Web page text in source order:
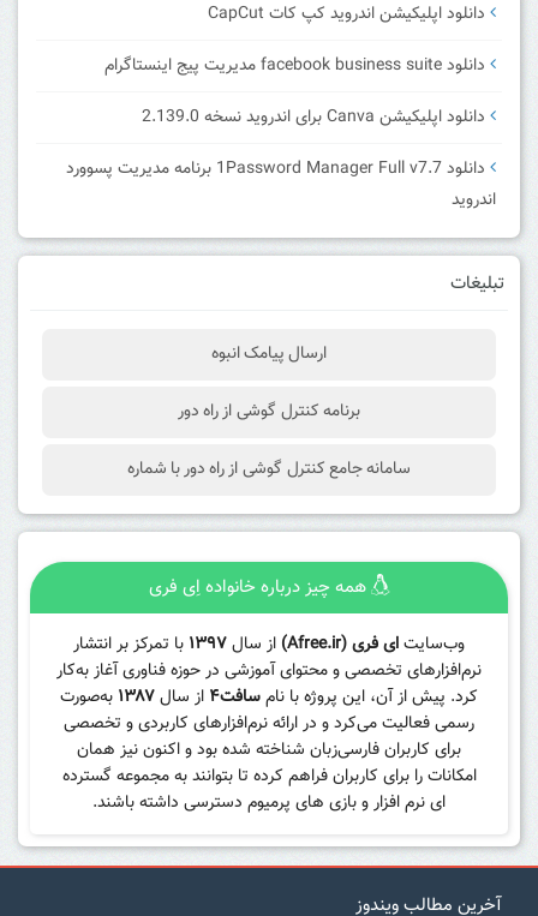
دانلود اپلیکیشن اندروید کپ کات CapCut
دانلود facebook business suite مدیریت پیج اینستاگرام
دانلود اپلیکیشن Canva برای اندروید نسخه 2.139.0
دانلود 1Password Manager Full v7.7 برنامه مدیریت پسوورد
اندروید
تبلیغات
ارسال پیامک انبوه
برنامه کنترل گوشی از راه دور
سامانه جامع کنترل گوشی از راه دور با شماره
همه چیز درباره خانواده اِی فری
وب‌سایتای فری (Afree.ir) از سال۱۳۹۷ با تمرکز بر انتشار
نرم‌افزارهای تخصصی و محتوای آموزشی در حوزه فناوری آغاز به‌کار
کرد. پیش از آن، این پروژه با نامسافت۴ از سال۱۳۸۷ به‌صورت
رسمی فعالیت می‌کرد و در ارائه نرم‌افزارهای کاربردی و تخصصی
برای کاربران فارسی‌زبان شناخته شده بود و اکنون نیز همان
امکانات را برای کاربران فراهم کرده تا بتوانند به مجموعه گسترده
ای نرم افزار و بازی های پرمیوم دسترسی داشته باشند.
آخرین مطالب ویندوز